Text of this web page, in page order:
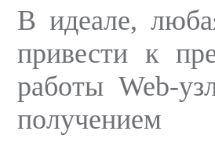
В идеале,
привести к
работы Web-